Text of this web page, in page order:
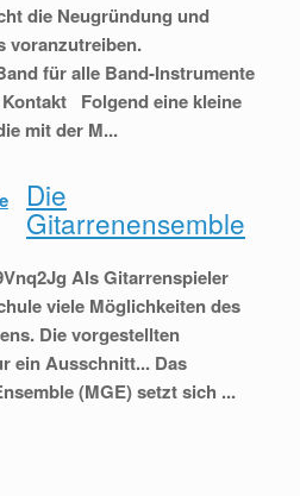
die Neugründung und
voranzutreiben.
für alle Band-Instrumente
Folgend eine kleine
mit der M...
Die
Gitarrenensemble
Als Gitarrenspieler
viele Möglichkeiten des
Die vorgestellten
ein Ausschnitt... Das
(MGE) setzt sich ...